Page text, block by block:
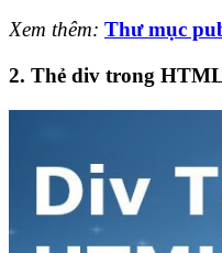
Xem thêm: Thư mục
2. Thẻ div trong